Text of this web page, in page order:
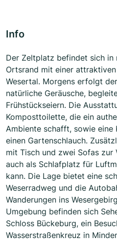
Info
Der Zeltplatz befindet sich in
Ortsrand mit einer
Wesertal. Morgens erfolgt
natürliche Geräusche,
Frühstückseiern. Die
Komposttoilette, die ein
Ambiente schafft, sowie eine
einen Gartenschlauch.
mit Tisch und zwei Sofas
auch als Schlafplatz für
kann. Die Lage bietet eine
Weserradweg und die
Wanderungen ins
Umgebung befinden sich
Schloss Bückeburg, ein
Wasserstraßenkreuz in